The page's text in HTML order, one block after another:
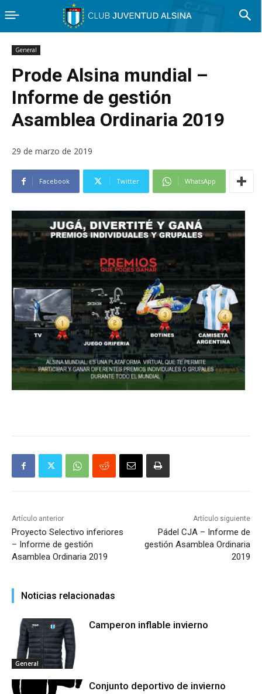
General
Prode Alsina mundial –
Informe de gestión
Asamblea Ordinaria 2019
29 de marzo de 2019
Facebook Twitter WhatsApp
Artículo anterior
Proyecto Selectivo inferiores
– Informe de gestión
Asamblea Ordinaria 2019
Artículo siguiente
Pádel CJA – Informe de
gestión Asamblea Ordinaria
2019
Noticias relacionadas
General
Camperon inflable invierno
Conjunto deportivo de invierno